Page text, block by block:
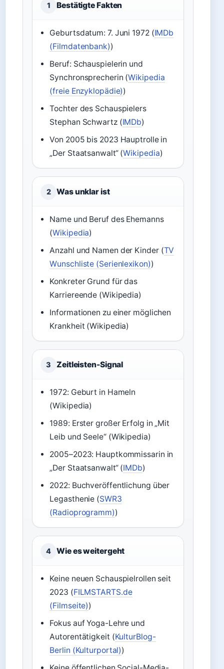
1 Bestätigte Fakten
Geburtsdatum: 7. Juni 1972 (IMDb
(Filmdatenbank))
Beruf: Schauspielerin und
Synchronsprecherin (Wikipedia
(freie Enzyklopädie))
Tochter des Schauspielers
Stephan Schwartz (IMDb)
Von 2005 bis 2023 Hauptrolle in
„Der Staatsanwalt“ (Wikipedia)
2 Was unklar ist
Name und Beruf des Ehemanns
(Wikipedia)
Anzahl und Namen der Kinder (TV
Wunschliste (Serienlexikon))
Konkreter Grund für das
Karriereende (Wikipedia)
Informationen zu einer möglichen
Krankheit (Wikipedia)
3 Zeitleisten-Signal
1972: Geburt in Hameln
(Wikipedia)
1989: Erster großer Erfolg in „Mit
Leib und Seele“ (Wikipedia)
2005–2023: Hauptkommissarin in
„Der Staatsanwalt“ (IMDb)
2022: Buchveröffentlichung über
Legasthenie (SWR3
(Radioprogramm))
4 Wie es weitergeht
Keine neuen Schauspielrollen seit
2023 (FILMSTARTS.de
(Filmseite))
Fokus auf Yoga-Lehre und
Autorentätigkeit (KulturBlog-
Berlin (Kulturportal))